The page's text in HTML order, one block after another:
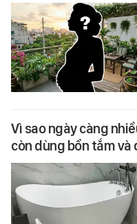
Vì sao ngày càng
còn dùng bồn tắm